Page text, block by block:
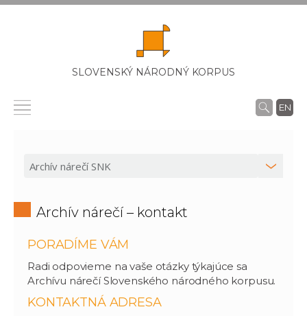
SLOVENSKÝ NÁRODNÝ KORPUS
EN
Archív nárečí – kontakt
PORADÍME VÁM
Radi odpovieme na vaše otázky týkajúce sa
Archívu nárečí Slovenského národného korpusu.
KONTAKTNÁ ADRESA